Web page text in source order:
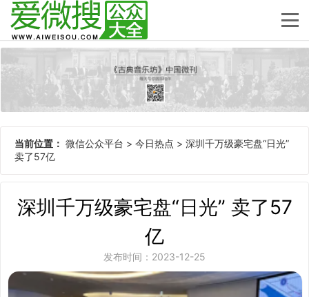
当前位置： 微信公众平台 > 今日热点 > 深圳千万级豪宅盘“日光”
卖了57亿
深圳千万级豪宅盘“日光” 卖了57
亿
发布时间：2023-12-25